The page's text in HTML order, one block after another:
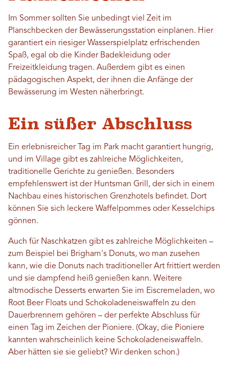
Im Sommer sollten Sie unbedingt viel Zeit im
Planschbecken der Bewässerungsstation einplanen. Hier
garantiert ein riesiger Wasserspielplatz erfrischenden
Spaß, egal ob die Kinder Badekleidung oder
Freizeitkleidung tragen. Außerdem gibt es einen
pädagogischen Aspekt, der ihnen die Anfänge der
Bewässerung im Westen näherbringt.
Ein süßer Abschluss
Ein erlebnisreicher Tag im Park macht garantiert hungrig,
und im Village gibt es zahlreiche Möglichkeiten,
traditionelle Gerichte zu genießen. Besonders
empfehlenswert ist der Huntsman Grill, der sich in einem
Nachbau eines historischen Grenzhotels befindet. Dort
können Sie sich leckere Waffelpommes oder Kesselchips
gönnen.
Auch für Naschkatzen gibt es zahlreiche Möglichkeiten –
zum Beispiel bei Brigham's Donuts, wo man zusehen
kann, wie die Donuts nach traditioneller Art frittiert werden
und sie dampfend heiß genießen kann. Weitere
altmodische Desserts erwarten Sie im Eiscremeladen, wo
Root Beer Floats und Schokoladeneiswaffeln zu den
Dauerbrennern gehören – der perfekte Abschluss für
einen Tag im Zeichen der Pioniere. (Okay, die Pioniere
kannten wahrscheinlich keine Schokoladeneiswaffeln.
Aber hätten sie sie geliebt? Wir denken schon.)